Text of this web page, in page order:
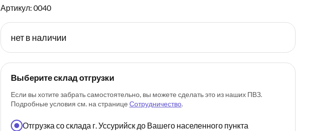
Артикул: 0040
нет в наличии
Выберите склад отгрузки
Если вы хотите забрать самостоятельно, вы можете сделать это из наших ПВЗ.
Подробные условия см. на странице Сотрудничество.
Отгрузка со склада г. Уссурийск до Вашего населенного пункта